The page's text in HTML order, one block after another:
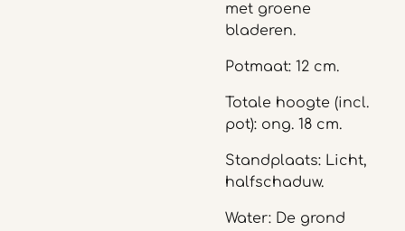
met groene
bladeren.
Potmaat: 12 cm.
Totale hoogte (incl.
pot): ong. 18 cm.
Standplaats: Licht,
halfschaduw.
Water: De grond